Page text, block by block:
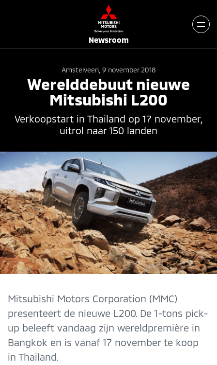
Newsroom
Amstelveen, 9 november 2018
Werelddebuut nieuwe
Mitsubishi L200
Verkoopstart in Thailand op 17 november,
uitrol naar 150 landen
Mitsubishi Motors Corporation (MMC)
presenteert de nieuwe L200. De 1-tons pick-
up beleeft vandaag zijn wereldpremière in
Bangkok en is vanaf 17 november te koop
in Thailand.